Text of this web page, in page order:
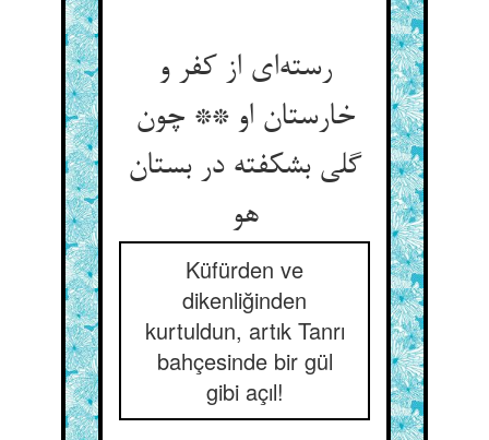
رسته‌‌ای از کفر و
خارستان او ** چون
گلی بشکفته در بستان
هو
Küfürden ve
dikenliğinden
kurtuldun, artık Tanrı
bahçesinde bir gül
gibi açıl!